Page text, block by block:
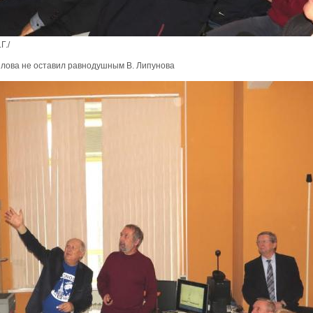
не оставил равнодушным В. Липунова